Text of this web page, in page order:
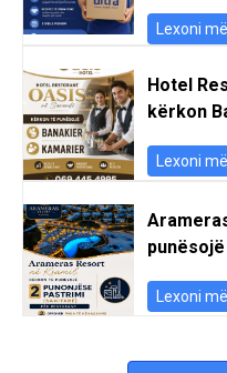
Lexoni
Hotel
kërkon
Lexoni
Lexoni